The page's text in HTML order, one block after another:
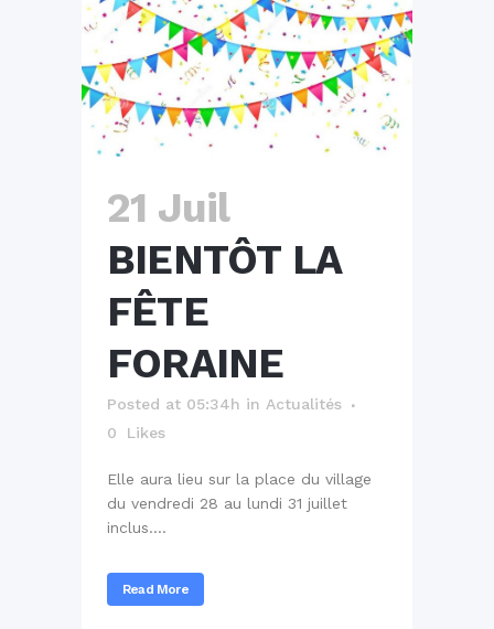
21 Juil
BIENTÔT LA
FÊTE
FORAINE
Posted at 05:34h in Actualités
0
Likes
Elle aura lieu sur la place du village
du vendredi 28 au lundi 31 juillet
inclus....
Read More